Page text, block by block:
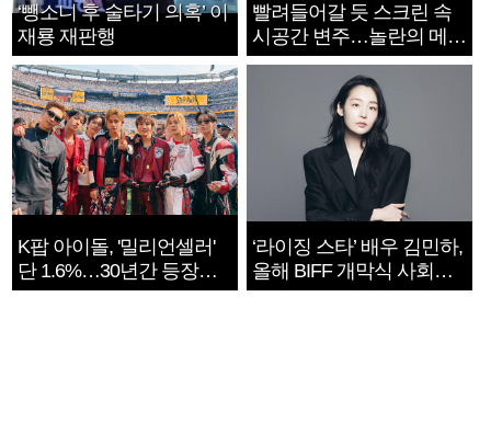
‘뺑소니 후 술타기 의혹’ 이
재룡 재판행
빨려들어갈 듯 스크린 속
시공간 변주…놀란의 메시
지는 ‘전쟁 속죄’
K팝 아이돌, '밀리언셀러'
단 1.6%…30년간 등장
1182개팀 전수조사
‘라이징 스타’ 배우 김민하,
올해 BIFF 개막식 사회자
확정